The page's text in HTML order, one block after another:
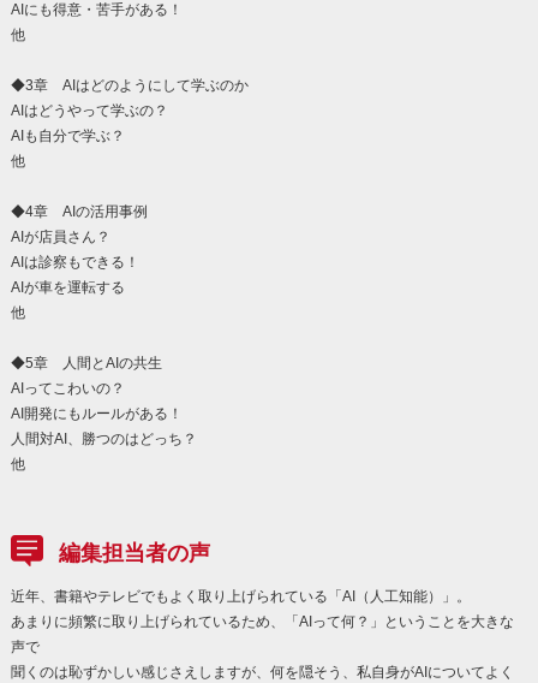
AIにも得意・苦手がある！
他
◆3章 AIはどのようにして学ぶのか
AIはどうやって学ぶの？
AIも自分で学ぶ？
他
◆4章 AIの活用事例
AIが店員さん？
AIは診察もできる！
AIが車を運転する
他
◆5章 人間とAIの共生
AIってこわいの？
AI開発にもルールがある！
人間対AI、勝つのはどっち？
他
編集担当者の声
近年、書籍やテレビでもよく取り上げられている「AI（人工知能）」。
あまりに頻繁に取り上げられているため、「AIって何？」ということを大きな
声で
聞くのは恥ずかしい感じさえしますが、何を隠そう、私自身がAIについてよく